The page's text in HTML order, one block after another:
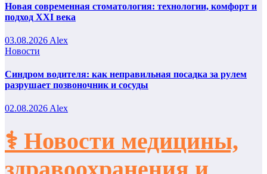
Новая современная стоматология: технологии, комфорт и
подход XXI века
03.08.2026 Alex
Новости
Синдром водителя: как неправильная посадка за рулем
разрушает позвоночник и сосуды
02.08.2026Alex
⚕️ Новости медицины,